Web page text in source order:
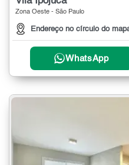
Zona Oeste - São Paulo
Endereço no círculo do
WhatsApp